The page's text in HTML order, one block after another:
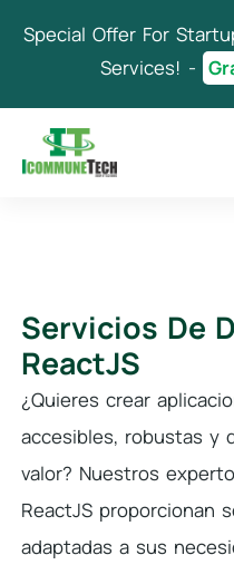
Special Offer For
Services! -
Servicios De
ReactJS
¿Quieres crear
accesibles, robustas y
valor? Nuestros
ReactJS proporcionan
adaptadas a sus